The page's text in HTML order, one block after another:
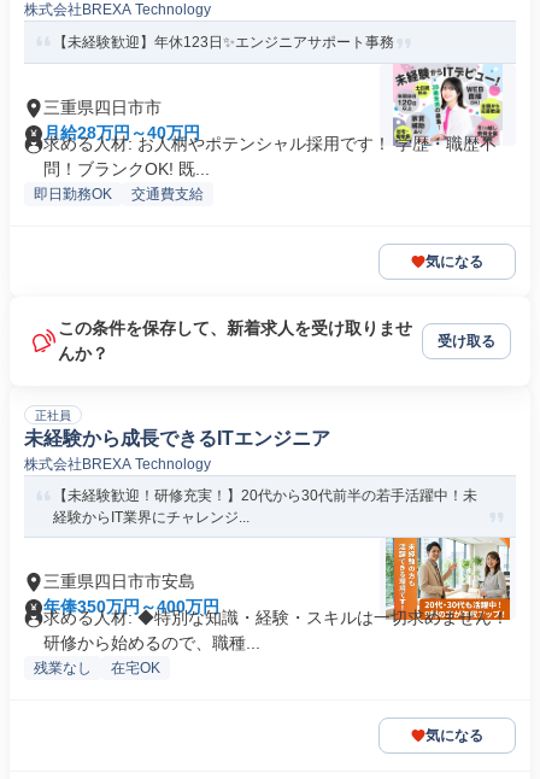
株式会社BREXA Technology
【未経験歓迎】年休123日✨エンジニアサポート事務
三重県四日市市
月給28万円～40万円
求める人材: お人柄やポテンシャル採用です！ 学歴・職歴不
問！ブランクOK! 既...
即日勤務OK 交通費支給
気になる
この条件を保存して、新着求人を受け取りませ
んか？
受け取る
正社員
未経験から成長できるITエンジニア
株式会社BREXA Technology
【未経験歓迎！研修充実！】20代から30代前半の若手活躍中！未
経験からIT業界にチャレンジ...
三重県四日市市安島
年俸350万円～400万円
求める人材: ◆特別な知識・経験・スキルは一切求めません！
研修から始めるので、職種...
残業なし 在宅OK
気になる